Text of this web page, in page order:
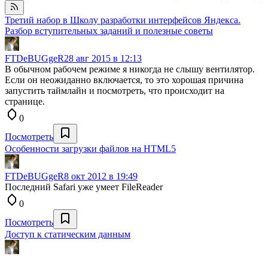
Третий набор в Школу разработки интерфейсов Яндекса.
Разбор вступительных заданий и полезные советы
FTDeBUGgeR28 авг 2015 в 12:13
В обычном рабочем режиме я никогда не слышу вентилятор.
Если он неожиданно включается, то это хорошая причина
запустить таймлайн и посмотреть, что происходит на
странице.
0
Посмотреть
Особенности загрузки файлов на HTML5
FTDeBUGgeR8 окт 2012 в 19:49
Последний Safari уже умеет FileReader
0
Посмотреть
Доступ к статическим данным